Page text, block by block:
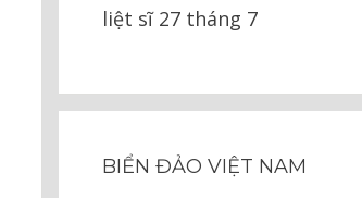
liệt sĩ 27 tháng 7
BIỂN ĐẢO VIỆT NAM